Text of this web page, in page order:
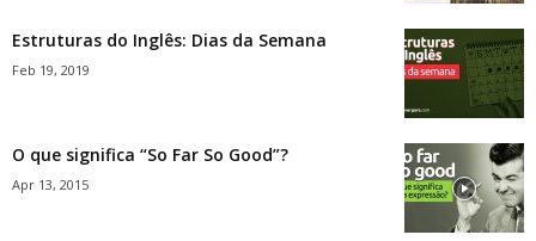
Estruturas do Inglês: Dias da Semana
Feb 19, 2019
O que significa “So Far So Good”?
Apr 13, 2015